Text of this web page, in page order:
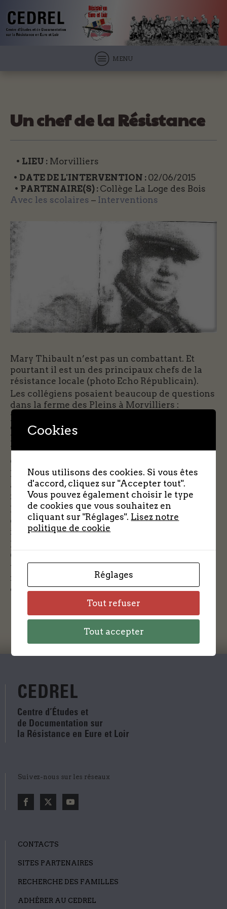
MENU
Un chef de la Résistance
• LIEU : Morvilliers
• DATE DE L'INTERVENTION : 02/06/2015
• PARTENAIRE(S) : Collège La Loge des Bois
Avec les scolaires – Interventions
Mary Thibault n’est pas un combattant. Et
pourtant il est un des principaux chefs de la
résistance locale (photo Echo Républicain).
Les collégiens posaient beaucoup de questions
dans la ferme des Pleins à Morvilliers :
pourquoi cet agriculteur âgé s’était ainsi
engagé dans des actes très dangereux sous
l’Occupation. Il aurait pu faire comme
beaucoup: attendre que cela passe et se faire
discret.
Maire du village et président de la coopérative
agricole, c’est une personne en vue et
respectée des habitants.
Il loge des résistants, cache leurs stock
d’armes et de munitions et diffusent des
informations secrètes.
Il sera finalement dénoncé, sera emprisonné à
Chartres mais réussira à en sortir en niant
toutes les accusations allemandes avant de
rejoindre Morvilliers et continuer la lutte
contre l’occupant.
Suivez-nous sur les réseaux
CONTACTS
SITES PARTENAIRES
RECHERCHE DES FAMILLES
ADHÉRER AU CEDREL
Cookies
Nous utilisons des cookies. Si vous êtes
d'accord, cliquez sur "Accepter tout".
Vous pouvez également choisir le type
de cookies que vous souhaitez en
cliquant sur "Réglages". Lisez notre
politique de cookie
Réglages
Tout refuser
Tout accepter